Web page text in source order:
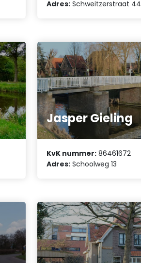
Adres: Schweitzerstraat 44
Jasper Gieling
KvK nummer: 86461672
Adres: Schoolweg 13